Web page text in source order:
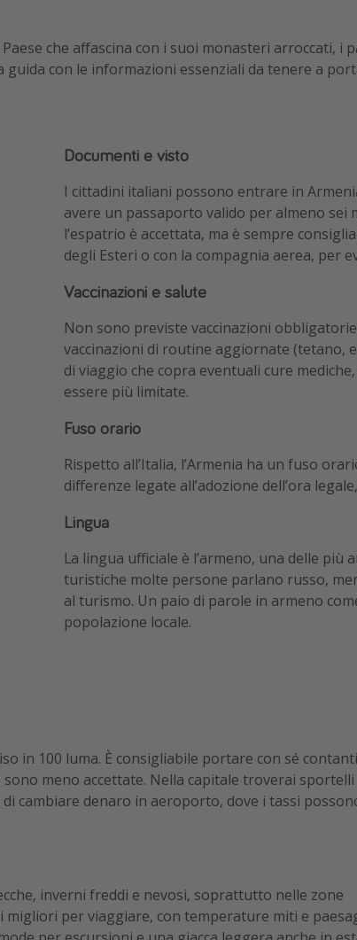
che affascina con i suoi monasteri arroccati,
con le informazioni essenziali da tenere a
Documenti e visto
I cittadini italiani possono entrare in
avere un passaporto valido per almeno sei
l’espatrio è accettata, ma è sempre
degli Esteri o con la compagnia aerea, per
Vaccinazioni e salute
Non sono previste vaccinazioni
vaccinazioni di routine aggiornate (tetano,
di viaggio che copra eventuali cure
essere più limitate.
Fuso orario
Rispetto all’Italia, l’Armenia ha un fuso
differenze legate all’adozione dell’ora
Lingua
La lingua ufficiale è l’armeno, una delle
turistiche molte persone parlano russo,
al turismo. Un paio di parole in armeno
popolazione locale.
in 100 luma. È consigliabile portare con sé
meno accettate. Nella capitale troverai sportelli
cambiare denaro in aeroporto, dove i tassi
inverni freddi e nevosi, soprattutto nelle zone
migliori per viaggiare, con temperature miti e